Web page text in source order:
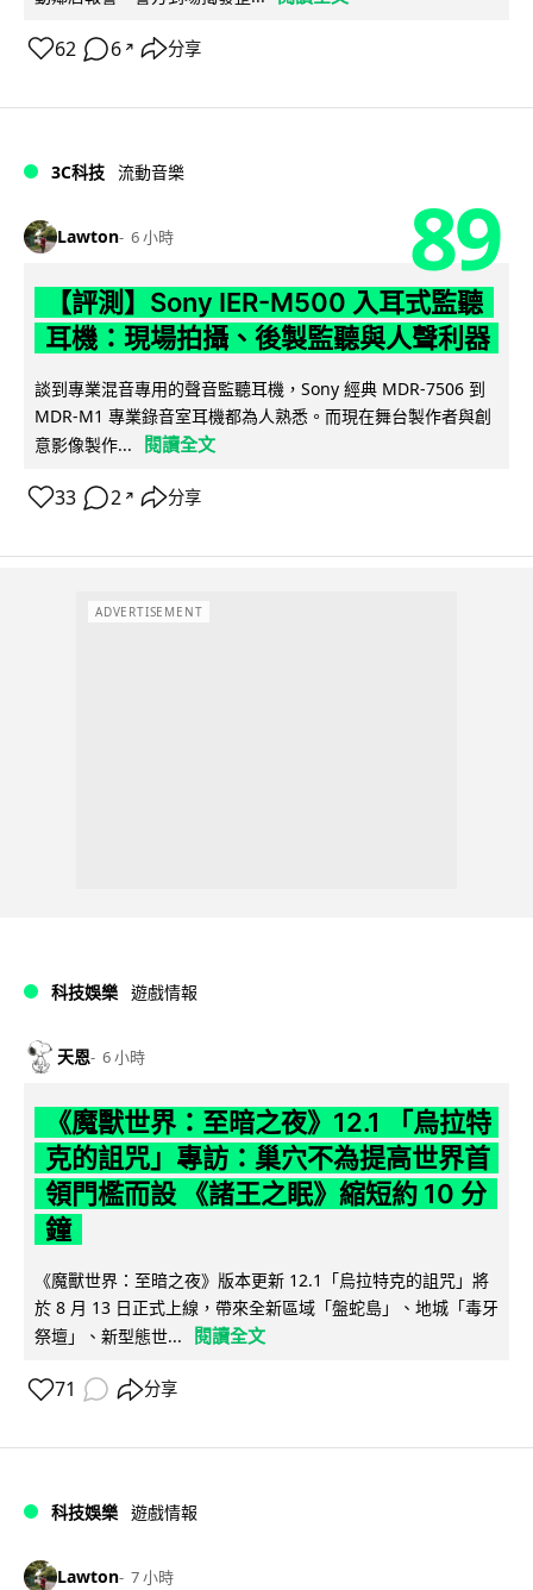
62 6 ↗ 分享
3C科技 流動音樂
Lawton 6 小時 89
【評測】Sony IER-M500 入耳式監聽
耳機：現場拍攝、後製監聽與人聲利器
談到專業混音專用的聲音監聽耳機，Sony 經典 MDR-7506 到
MDR-M1 專業錄音室耳機都為人熟悉。而現在舞台製作者與創
意影像製作...
閱讀全文
33 2 ↗ 分享
ADVERTISEMENT
科技娛樂 遊戲情報
天恩 6 小時
《魔獸世界：至暗之夜》12.1 「烏拉特
克的詛咒」專訪：巢穴不為提高世界首
領門檻而設 《諸王之眠》縮短約 10 分
鐘
《魔獸世界：至暗之夜》版本更新 12.1「烏拉特克的詛咒」將
於 8 月 13 日正式上線，帶來全新區域「盤蛇島」、地城「毒牙
祭壇」、新型態世...
閱讀全文
71 分享
科技娛樂 遊戲情報
Lawton 7 小時